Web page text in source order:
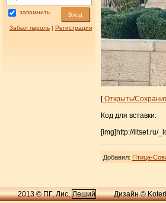
запомнить Вход
Забыл пароль| Регистрация
[Открыть/
Код для вставки:
[img]http://litset.ru/
Добавил: Птица-
2013 © ПГ, Лис,Леший Дизайн ©